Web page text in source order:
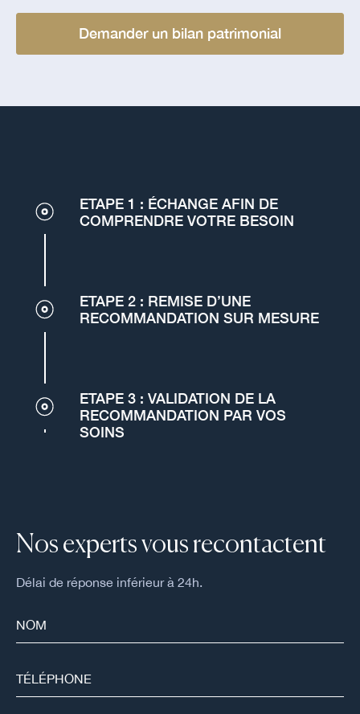
Demander un bilan patrimonial
ETAPE 1 : ÉCHANGE AFIN DE
COMPRENDRE VOTRE BESOIN
ETAPE 2 : REMISE D’UNE
RECOMMANDATION SUR MESURE
ETAPE 3 : VALIDATION DE LA
RECOMMANDATION PAR VOS
SOINS
Nos experts vous recontactent
Délai de réponse inférieur à 24h.